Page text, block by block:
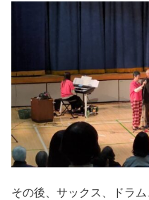
その後、サックス、ドラ